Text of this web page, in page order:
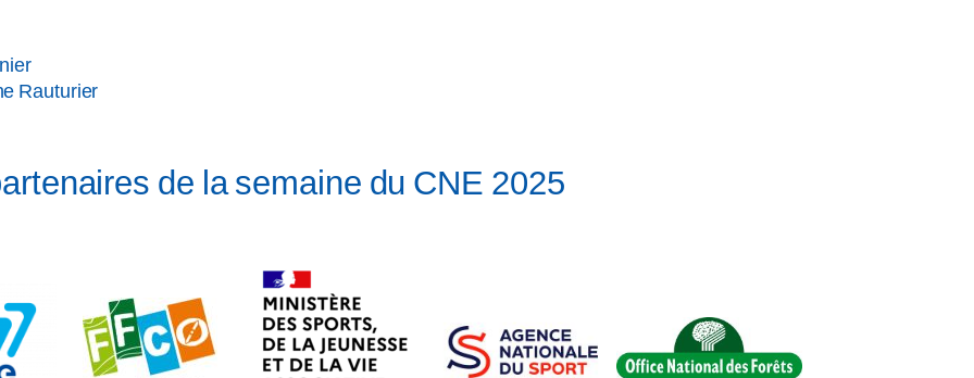
Rauturier
de la semaine du CNE 2025